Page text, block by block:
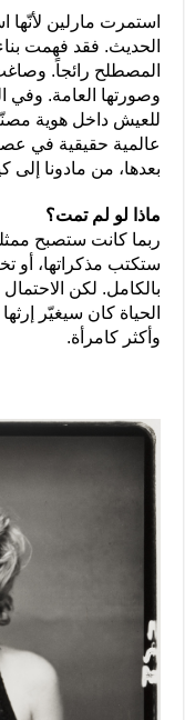
استمرت مارلين
الحديث. فقد فهمت
المصطلح رائجاً.
وصورتها العامة. وفي
للعيش داخل هوية
عالمية حقيقية في
بعدها، من مادونا إلى
ماذا لو لم تمت؟
ربما كانت ستصبح
ستكتب مذكراتها، أو
بالكامل. لكن الاحتمال
الحياة كان سيغيّر
وأكثر كامرأة.